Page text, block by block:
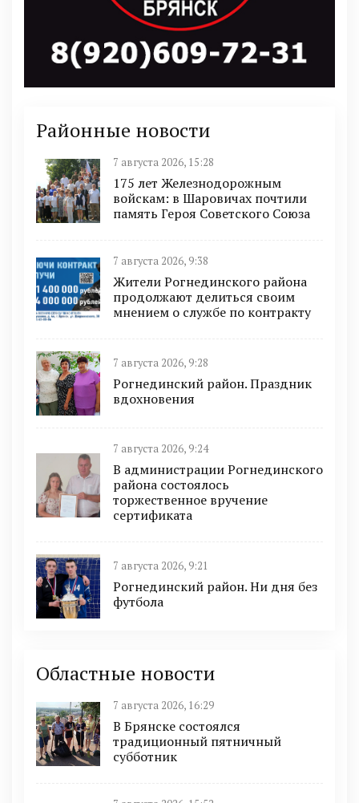
Районные новости
7 августа 2026, 15:28
175 лет Железнодорожным
войскам: в Шаровичах почтили
память Героя Советского Союза
7 августа 2026, 9:38
Жители Рогнединского района
продолжают делиться своим
мнением о службе по контракту
7 августа 2026, 9:28
Рогнединский район. Праздник
вдохновения
7 августа 2026, 9:24
В администрации Рогнединского
района состоялось
торжественное вручение
сертификата
7 августа 2026, 9:21
Рогнединский район. Ни дня без
футбола
Областные новости
7 августа 2026, 16:29
В Брянске состоялся
традиционный пятничный
субботник